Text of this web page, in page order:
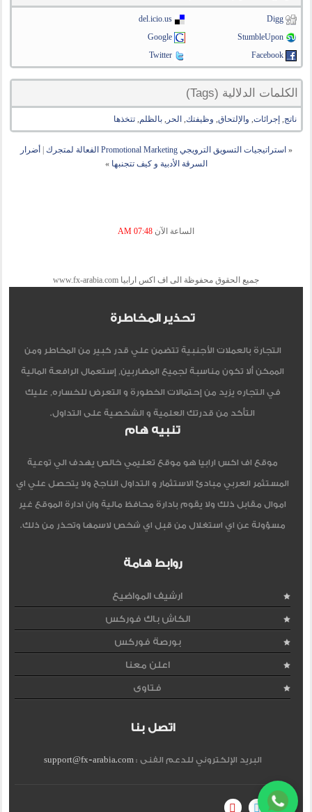
Digg
del.icio.us
StumbleUpon
Google
Facebook
Twitter
الكلمات الدلالية (Tags)
ناتج, إجرائات, والإلتحاق, وظيفتك, الحر ,بالظلم,تتخذها
« استراتيجيات التسويق الترويجي Promotional Marketing الفعالة لمتجرك
أضرار
السرقة الأدبية و كيف تتجنبها »
الساعة الآن 07:48 AM
جميع الحقوق محفوظة الى اف اكس ارابيا www.fx-arabia.com
تحذير المخاطرة
التجارة بالعملات الأجنبية تتضمن علي قدر كبير من المخاطر ومن
الممكن ألا تكون مناسبة لجميع المضاربين, إستعمال الرافعة المالية
في التجاره يزيد من إحتمالات الخطورة و التعرض للخساره, عليك
التأكد من قدرتك العلمية و الشخصية على التداول.
تنبيه هام
موقع اف اكس ارابيا هو موقع تعليمي خالص يهدف الي توعية
المستثمر العربي مبادئ الاستثمار و التداول الناجح ولا يتحصل علي اي
اموال مقابل ذلك ولا يقوم بادارة محافظ مالية وان ادارة الموقع غير
مسؤولة عن اي استغلال من قبل اي شخص لاسمها وتحذر من ذلك.
روابط هامة
ارشيف المواضيع
الكاش باك فوركس
بورصة فوركس
اعلن معنا
فتاوى
اتصل بنا
البريد الإلكتروني للدعم الفنى :support@fx-arabia.com